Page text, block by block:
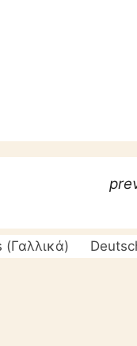
(Γαλλικά)